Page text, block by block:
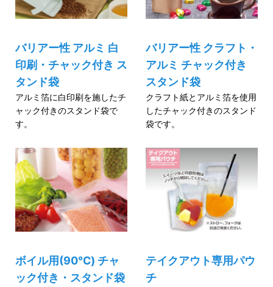
バリアー性 アルミ 白
印刷・チャック付き ス
タンド袋
アルミ箔に白印刷を施したチ
ャック付きのスタンド袋で
す。
バリアー性 クラフト・
アルミ チャック付き
スタンド袋
クラフト紙とアルミ箔を使用
したチャック付きのスタンド
袋です。
ボイル用(90℃) チャ
ック付き・スタンド袋
テイクアウト専用パウ
チ